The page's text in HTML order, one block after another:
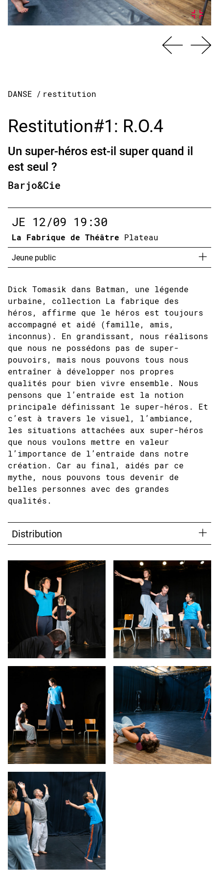
DANSE / restitution
Restitution#1: R.O.4
Un super-héros est-il super quand il
est seul ?
Barjo&Cie
JE 12/09 19:30
La Fabrique de Théâtre Plateau
Jeune public
Dick Tomasik dans Batman, une légende
urbaine, collection La fabrique des
héros, affirme que le héros est toujours
accompagné et aidé (famille, amis,
inconnus). En grandissant, nous réalisons
que nous ne possédons pas de super-
pouvoirs, mais nous pouvons tous nous
entraîner à développer nos propres
qualités pour bien vivre ensemble. Nous
pensons que l’entraide est la notion
principale définissant le super-héros. Et
c’est à travers le visuel, l’ambiance,
les situations attachées aux super-héros
que nous voulons mettre en valeur
l’importance de l’entraide dans notre
création. Car au final, aidés par ce
mythe, nous pouvons tous devenir de
belles personnes avec des grandes
qualités.
Distribution